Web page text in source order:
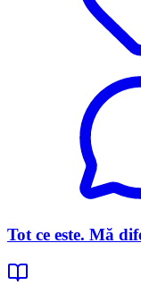
Tot ce este. Mă